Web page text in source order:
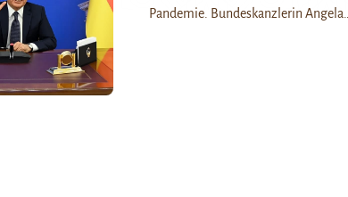
Pandemie. Bundeskanzlerin Angela…